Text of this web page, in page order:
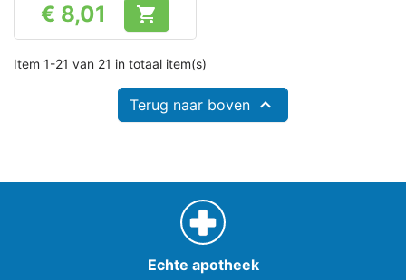
Prijs
€ 8,01 
Item 1-21 van 21 in totaal item(s)
Terug naar boven 
Echte apotheek